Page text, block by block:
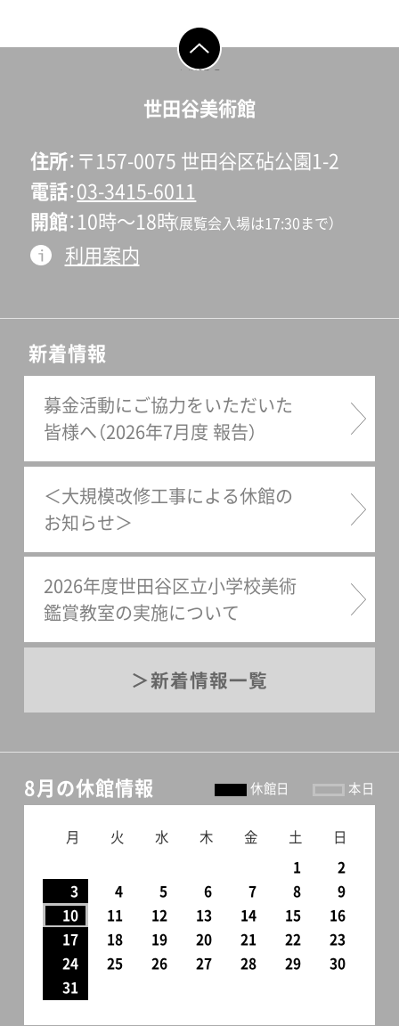
ページの先頭へ戻
世田谷美術館
住所 〒157-0075 世田谷区砧公園1-2
電話 03-3415-6011
開館 10時〜18時（展覧会入場は17:30まで）
利用案内
新着情報
募金活動にご協力をいただいた
皆様へ（2026年7月度 報告）
＜大規模改修工事による休館の
お知らせ＞
2026年度世田谷区立小学校美術
鑑賞教室の実施について
新着情報一覧
8月の休館情報 休館日 本日
月 火 水 木 金 土 日
1
2
3
4 5 6 7 8
9
10
11 12 13 14 15
16
17
18 19 20 21 22
23
24
25 26 27 28 29
30
31